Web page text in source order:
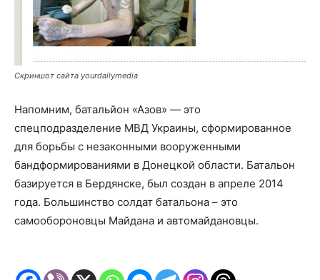
Скриншот сайта yourdailymedia
Напомним, батальйон «Азов» — это
спецподразделение МВД Украины, сформированное
для борьбы с незаконными вооруженными
бандформированиями в Донецкой области. Батальон
базируется в Бердянске, был создан в апреле 2014
года. Большинство солдат батальона – это
самообороновцы Майдана и автомайдановцы.